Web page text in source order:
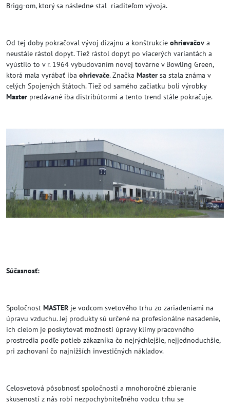
Brigg-om, ktorý sa následne stal riaditeľom vývoja.
Od tej doby pokračoval vývoj dizajnu a konštrukcie ohrievačov a
neustále rástol dopyt. Tiež rástol dopyt po viacerých variantách a
vyústilo to v r. 1964 vybudovaním novej továrne v Bowling Green,
ktorá mala vyrábať iba ohrievače. Značka Master sa stala známa v
celých Spojených štátoch. Tiež od samého začiatku boli výrobky
Master predávané iba distribútormi a tento trend stále pokračuje.
Súčasnosť:
Spoločnost MASTER je vodcom svetového trhu zo zariadeniami na
úpravu vzduchu. Jej produkty sú určené na profesionálne nasadenie,
ich cielom je poskytovať možnosti úpravy klimy pracovného
prostredia podľe potieb zákazníka čo nejrýchlejšie, nejjednoduchšie,
pri zachovaní čo najnižších investičných nákladov.
Celosvetová pôsobnosť spoločnosti a mnohoročné zbieranie
skuseností z nás robí nezpochybniteľného vodcu trhu se